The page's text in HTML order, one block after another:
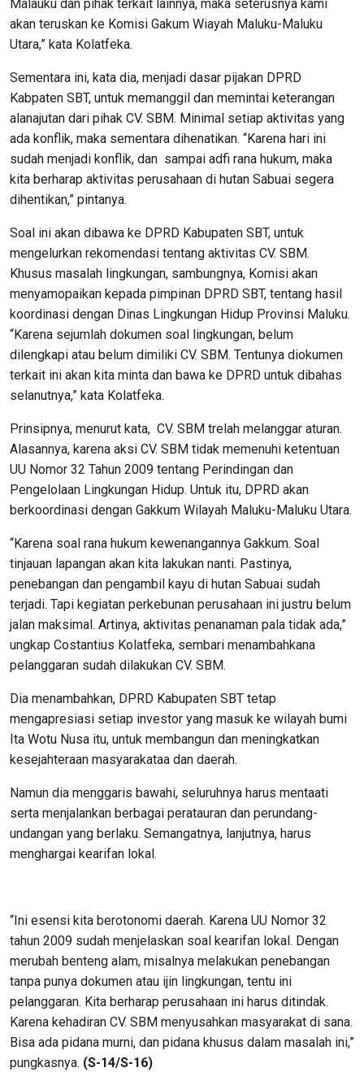
Malauku dan pihak terkait lainnya, maka seterusnya kami
akan teruskan ke Komisi Gakum Wiayah Maluku-Maluku
Utara,” kata Kolatfeka.
Sementara ini, kata dia, menjadi dasar pijakan DPRD
Kabpaten SBT, untuk memanggil dan memintai keterangan
alanajutan dari pihak CV. SBM. Minimal setiap aktivitas yang
ada konflik, maka sementara dihenatikan. “Karena hari ini
sudah menjadi konflik, dan sampai adfi rana hukum, maka
kita berharap aktivitas perusahaan di hutan Sabuai segera
dihentikan,” pintanya.
Soal ini akan dibawa ke DPRD Kabupaten SBT, untuk
mengelurkan rekomendasi tentang aktivitas CV. SBM.
Khusus masalah lingkungan, sambungnya, Komisi akan
menyamopaikan kepada pimpinan DPRD SBT, tentang hasil
koordinasi dengan Dinas Lingkungan Hidup Provinsi Maluku.
“Karena sejumlah dokumen soal lingkungan, belum
dilengkapi atau belum dimiliki CV. SBM. Tentunya diokumen
terkait ini akan kita minta dan bawa ke DPRD untuk dibahas
selanutnya,” kata Kolatfeka.
Prinsipnya, menurut kata, CV. SBM trelah melanggar aturan.
Alasannya, karena aksi CV. SBM tidak memenuhi ketentuan
UU Nomor 32 Tahun 2009 tentang Perindingan dan
Pengelolaan Lingkungan Hidup. Untuk itu, DPRD akan
berkoordinasi dengan Gakkum Wilayah Maluku-Maluku Utara.
“Karena soal rana hukum kewenangannya Gakkum. Soal
tinjauan lapangan akan kita lakukan nanti. Pastinya,
penebangan dan pengambil kayu di hutan Sabuai sudah
terjadi. Tapi kegiatan perkebunan perusahaan ini justru belum
jalan maksimal. Artinya, aktivitas penanaman pala tidak ada,”
ungkap Costantius Kolatfeka, sembari menambahkana
pelanggaran sudah dilakukan CV. SBM.
Dia menambahkan, DPRD Kabupaten SBT tetap
mengapresiasi setiap investor yang masuk ke wilayah bumi
Ita Wotu Nusa itu, untuk membangun dan meningkatkan
kesejahteraan masyarakataa dan daerah.
Namun dia menggaris bawahi, seluruhnya harus mentaati
serta menjalankan berbagai peratauran dan perundang-
undangan yang berlaku. Semangatnya, lanjutnya, harus
menghargai kearifan lokal.
“Ini esensi kita berotonomi daerah. Karena UU Nomor 32
tahun 2009 sudah menjelaskan soal kearifan lokal. Dengan
merubah benteng alam, misalnya melakukan penebangan
tanpa punya dokumen atau ijin lingkungan, tentu ini
pelanggaran. Kita berharap perusahaan ini harus ditindak.
Karena kehadiran CV. SBM menyusahkan masyarakat di sana.
Bisa ada pidana murni, dan pidana khusus dalam masalah ini,”
pungkasnya. (S-14/S-16)